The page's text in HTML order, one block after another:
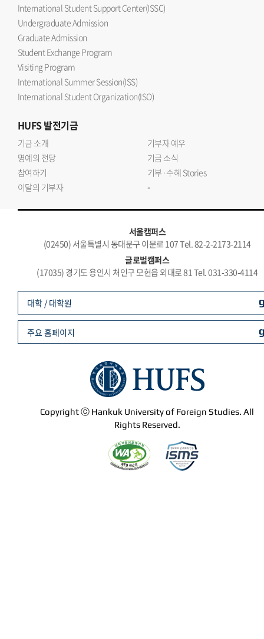
International Student Support Center(ISSC)
Undergraduate Admission
Graduate Admission
Student Exchange Program
Visiting Program
International Summer Session(ISS)
International Student Organization(ISO)
HUFS발전기금
기금 소개
기부자 예우
명예의 전당
기금 소식
참여하기
기부·수혜 Stories
이달의 기부자
-
서울캠퍼스
(02450) 서울특별시 동대문구 이문로 107 Tel. 82-2-2173-2114
글로벌캠퍼스
(17035) 경기도 용인시 처인구 모현읍 외대로 81 Tel. 031-330-4114
Copyright ⓒ Hankuk University of Foreign Studies. All
Rights Reserved.
대학 / 대학원
주요 홈페이지